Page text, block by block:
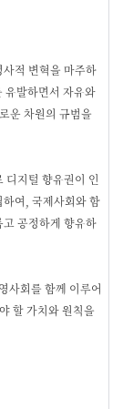
적 변혁을 마주하
유발하면서 자유와
운 차원의 규범을
디지털 향유권이 인
여, 국제사회와 함
공정하게 향유하
사회를 함께 이루어
할 가치와 원칙을